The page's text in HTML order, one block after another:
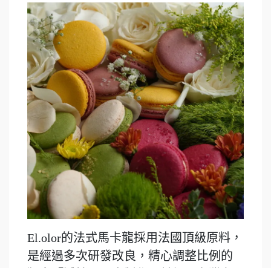
El.olor的法式馬卡龍採用法國頂級原料，
是經過多次研發改良，精心調整比例的